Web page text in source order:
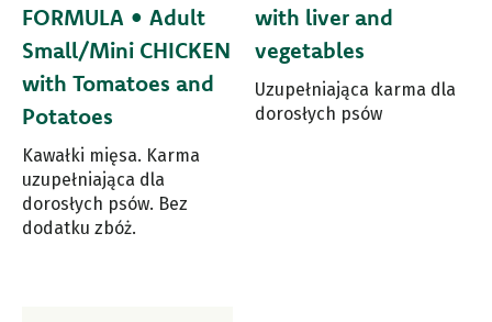
FORMULA • Adult
Small/Mini CHICKEN
with Tomatoes and
Potatoes
Kawałki mięsa. Karma
uzupełniająca dla
dorosłych psów. Bez
dodatku zbóż.
with liver and
vegetables
Uzupełniająca karma dla
dorosłych psów